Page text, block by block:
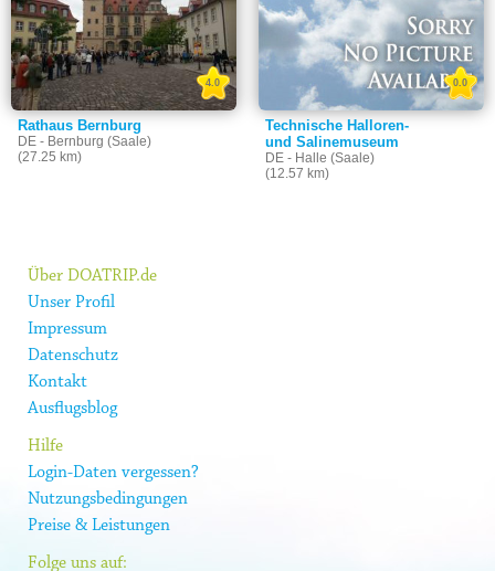
Rathaus Bernburg
DE - Bernburg (Saale)
(27.25 km)
4.0
Technische Halloren-
und Salinemuseum
DE - Halle (Saale)
(12.57 km)
0.0
Über DOATRIP.de
Unser Profil
Impressum
Datenschutz
Kontakt
Ausflugsblog
Hilfe
Login-Daten vergessen?
Nutzungsbedingungen
Preise & Leistungen
Folge uns auf: